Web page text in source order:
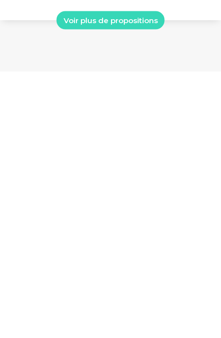
Voir plus de propositions